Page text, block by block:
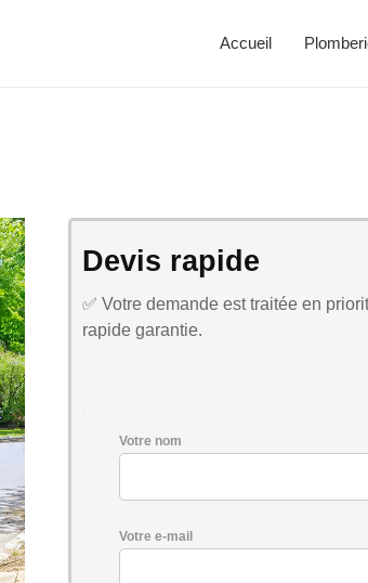
Accueil
Devis rapide
✅ Votre demande est traitée en
rapide garantie.
Votre nom
Votre e-mail